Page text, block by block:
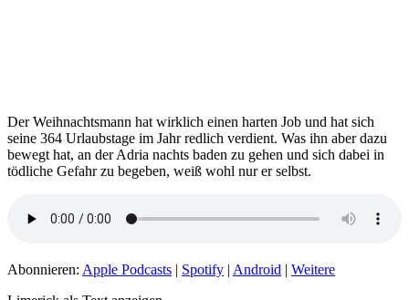
Der Weihnachtsmann hat wirklich einen harten Job und hat sich
seine 364 Urlaubstage im Jahr redlich verdient. Was ihn aber dazu
bewegt hat, an der Adria nachts baden zu gehen und sich dabei in
tödliche Gefahr zu begeben, weiß wohl nur er selbst.
Abonnieren: Apple Podcasts | Spotify | Android | Weitere